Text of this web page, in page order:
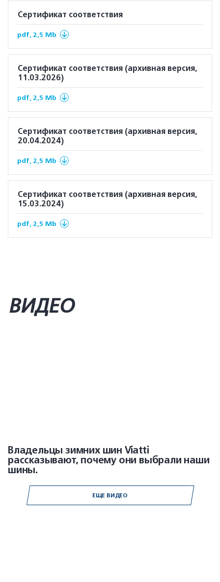
Сертификат соответствия
pdf, 2,5 Mb
Сертификат соответствия (архивная версия,
11.03.2026)
pdf, 2,5 Mb
Сертификат соответствия (архивная версия,
20.04.2024)
pdf, 2,5 Mb
Сертификат соответствия (архивная версия,
15.03.2024)
pdf, 2,5 Mb
ВИДЕО
Владельцы зимних шин Viatti
рассказывают, почему они выбрали наши
шины.
ЕЩЕ ВИДЕО